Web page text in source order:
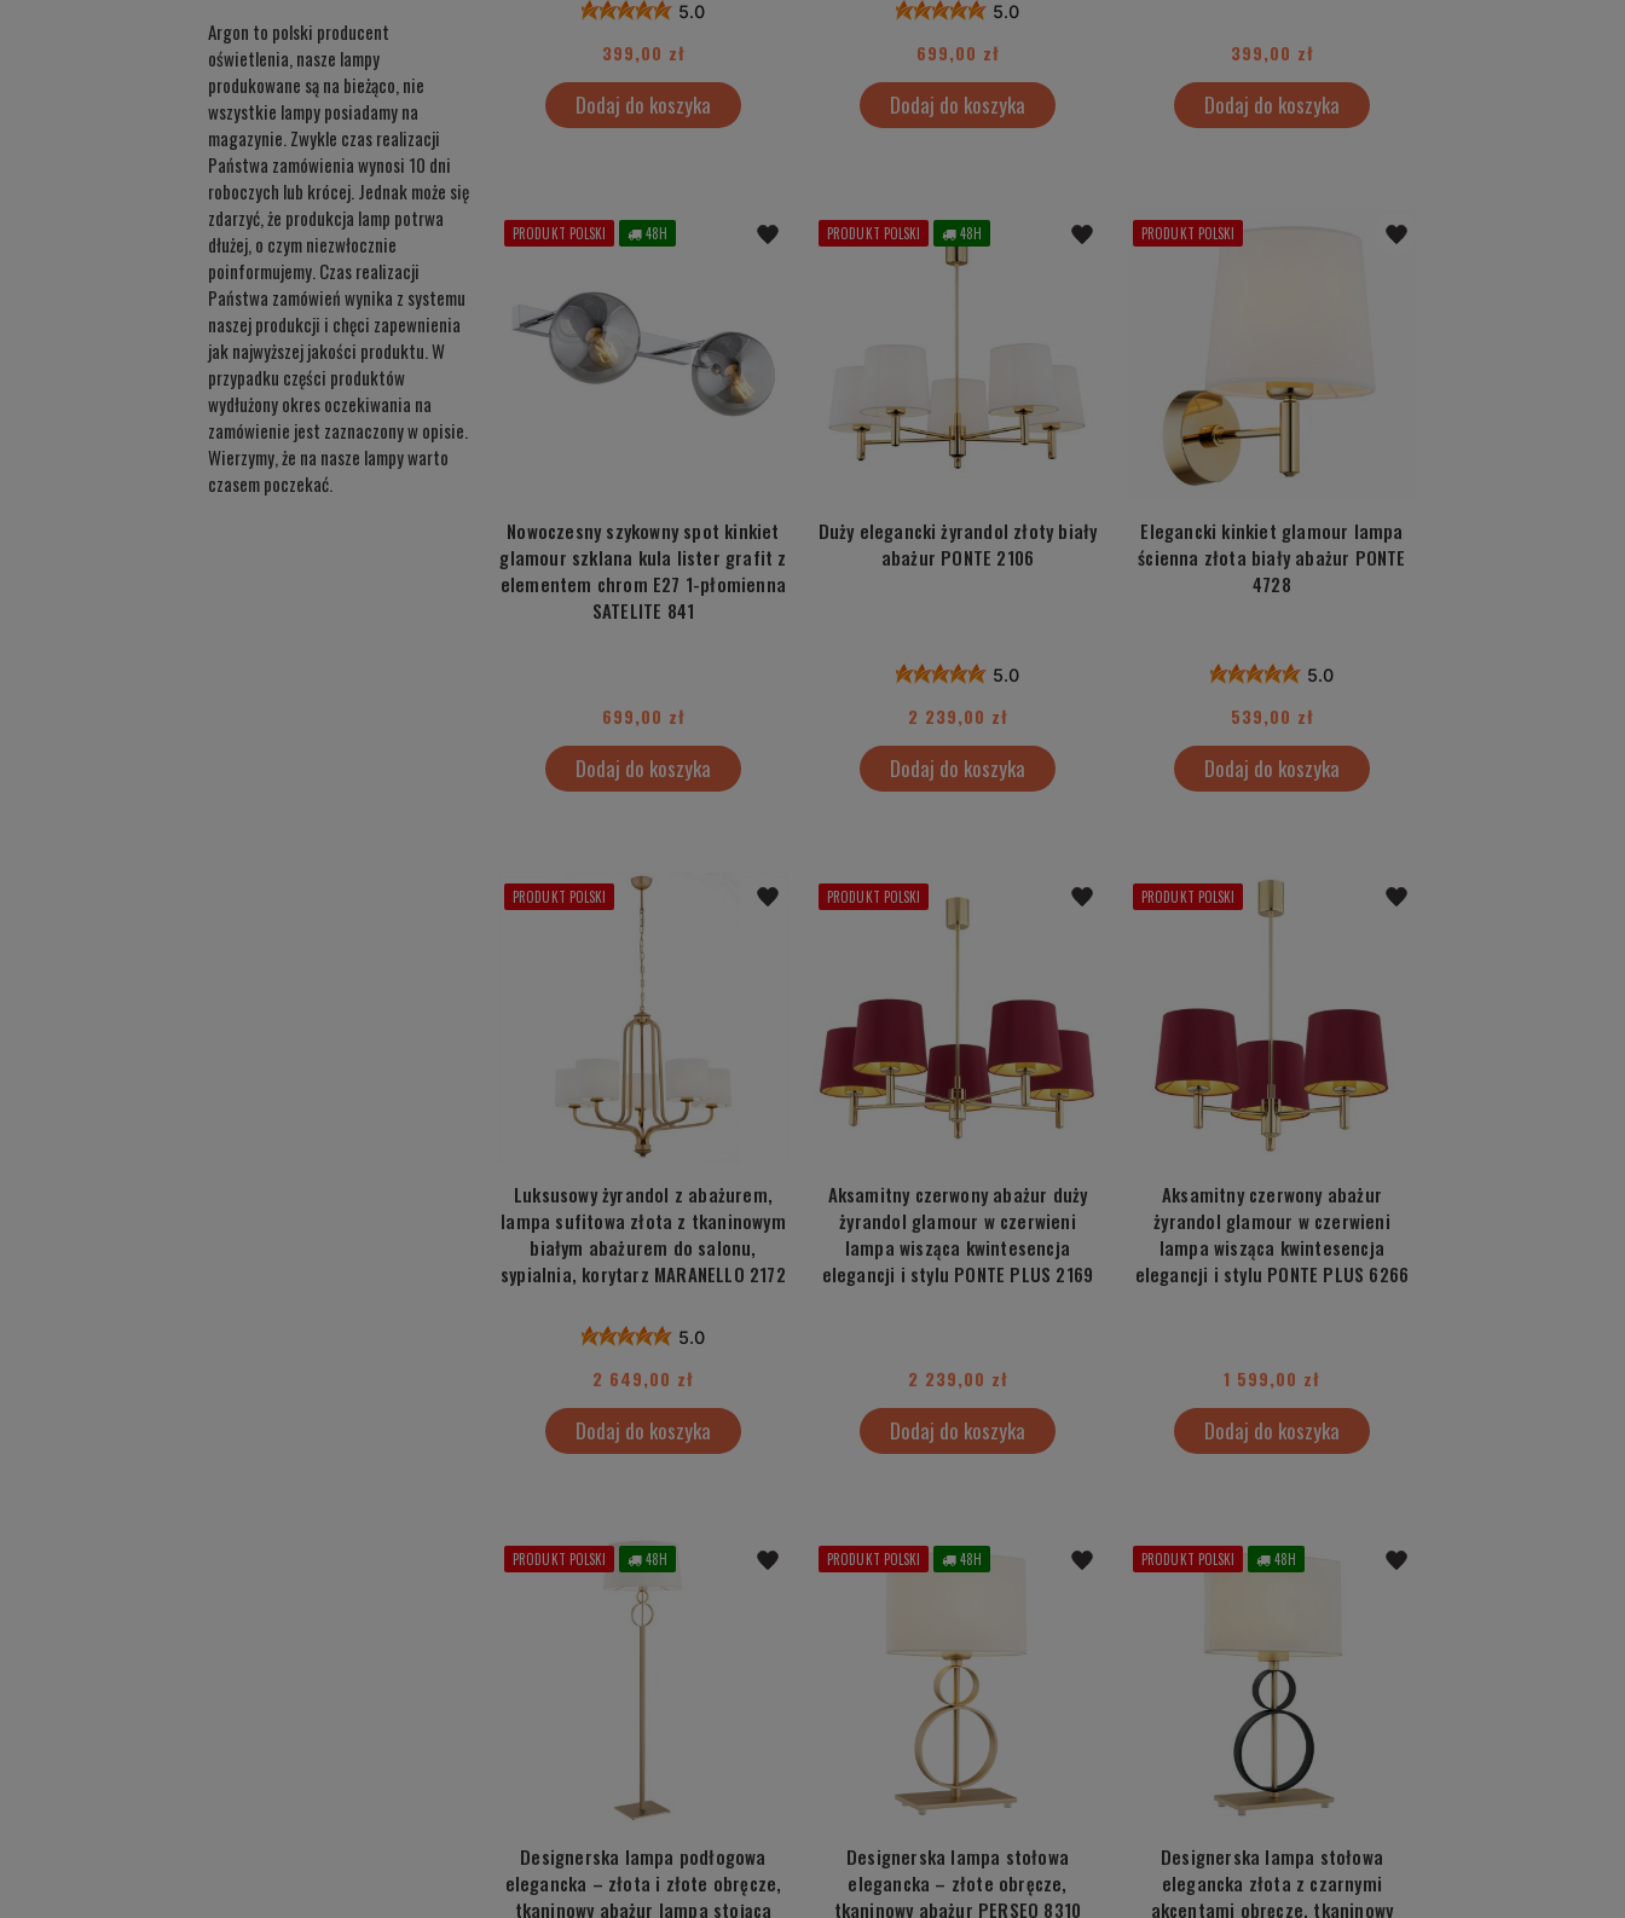
Argon to polski producent
oświetlenia, nasze lampy
produkowane są na bieżąco, nie
wszystkie lampy posiadamy na
magazynie. Zwykle czas realizacji
Państwa zamówienia wynosi 10 dni
roboczych lub krócej. Jednak może się
zdarzyć, że produkcja lamp potrwa
dłużej, o czym niezwłocznie
poinformujemy. Czas realizacji
Państwa zamówień wynika z systemu
naszej produkcji i chęci zapewnienia
jak najwyższej jakości produktu. W
przypadku części produktów
wydłużony okres oczekiwania na
zamówienie jest zaznaczony w opisie.
Wierzymy, że na nasze lampy warto
czasem poczekać.
5.0
399,00 zł
Dodaj do koszyka
5.0
699,00 zł
Dodaj do koszyka
399,00 zł
Dodaj do koszyka
Nowoczesny szykowny spot kinkiet
glamour szklana kula lister grafit z
elementem chrom E27 1-płomienna
SATELITE 841
699,00 zł
Dodaj do koszyka
PRODUKT POLSKI 48H
Duży elegancki żyrandol złoty biały
abażur PONTE 2106
5.0
2 239,00 zł
Dodaj do koszyka
PRODUKT POLSKI 48H
Elegancki kinkiet glamour lampa
ścienna złota biały abażur PONTE
4728
5.0
539,00 zł
Dodaj do koszyka
PRODUKT POLSKI
Luksusowy żyrandol z abażurem,
lampa sufitowa złota z tkaninowym
białym abażurem do salonu,
sypialnia, korytarz MARANELLO 2172
5.0
2 649,00 zł
Dodaj do koszyka
PRODUKT POLSKI
Aksamitny czerwony abażur duży
żyrandol glamour w czerwieni
lampa wisząca kwintesencja
elegancji i stylu PONTE PLUS 2169
2 239,00 zł
Dodaj do koszyka
PRODUKT POLSKI
Aksamitny czerwony abażur
żyrandol glamour w czerwieni
lampa wisząca kwintesencja
elegancji i stylu PONTE PLUS 6266
1 599,00 zł
Dodaj do koszyka
PRODUKT POLSKI
Designerska lampa podłogowa
elegancka – złota i złote obręcze,
tkaninowy abażur lampa stojąca
PRODUKT POLSKI 48H
Designerska lampa stołowa
elegancka – złote obręcze,
tkaninowy abażur PERSEO 8310
PRODUKT POLSKI 48H
Designerska lampa stołowa
elegancka złota z czarnymi
akcentami obręcze, tkaninowy
PRODUKT POLSKI 48H